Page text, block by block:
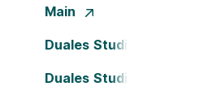
Main
Duales Studium Köln
Duales Studium